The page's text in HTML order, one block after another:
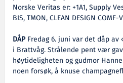
Norske Veritas er: +1A1, Supply
BIS, TMON, CLEAN DESIGN COMF-
DÅPFredag 6. juni var det dåp
i Brattvåg. Strålende pent vær
høytideligheten og gudmor
noen forsøk, å knuse